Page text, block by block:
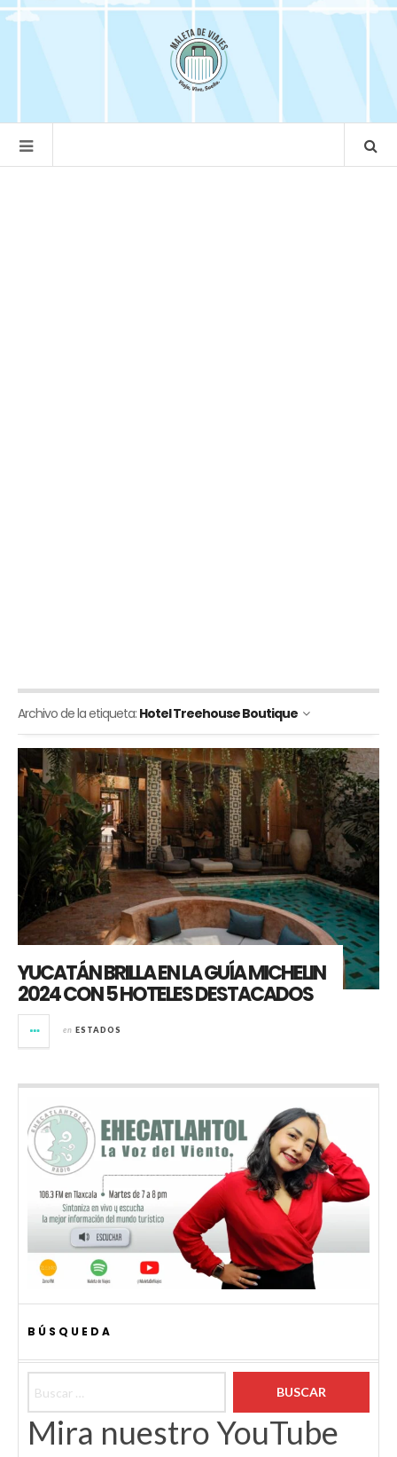
Archivo de la etiqueta: Hotel Treehouse Boutique
YUCATÁN BRILLA EN LA GUÍA MICHELIN
2024 CON 5 HOTELES DESTACADOS
en ESTADOS
BÚSQUEDA
Mira nuestro YouTube